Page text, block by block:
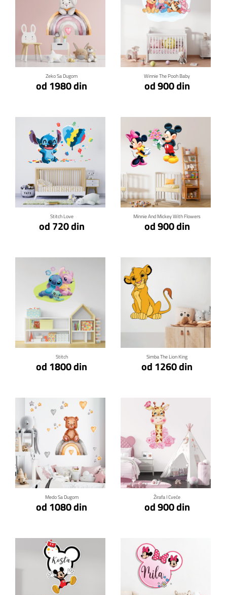
Zeko Sa Dugom
od 1980 din
Klikni za detalje
Winnie The Pooh Baby
od 900 din
Klikni za detalje
Stitch Love
od 720 din
Klikni za detalje
Minnie And Mickey With Flowers
od 900 din
Klikni za detalje
Stitch
od 1800 din
Klikni za detalje
Simba The Lion King
od 1260 din
Klikni za detalje
Medo Sa Dugom
od 1080 din
Klikni za detalje
Žirafa I Cveće
od 900 din
Klikni za detalje